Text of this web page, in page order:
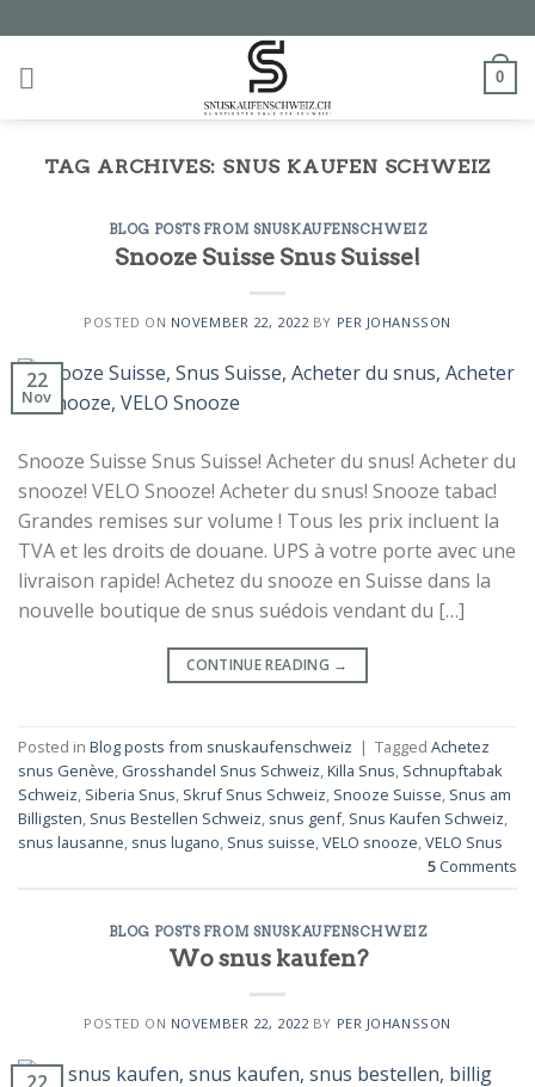
to
content
0
TAG ARCHIVES: SNUS KAUFEN SCHWEIZ
BLOG POSTS FROM SNUSKAUFENSCHWEIZ
Snooze Suisse Snus Suisse!
POSTED ON NOVEMBER 22, 2022 BY PER JOHANSSON
22
Nov
Snooze Suisse Snus Suisse! Acheter du snus! Acheter du
snooze! VELO Snooze! Acheter du snus! Snooze tabac!
Grandes remises sur volume ! Tous les prix incluent la
TVA et les droits de douane. UPS à votre porte avec une
livraison rapide! Achetez du snooze en Suisse dans la
nouvelle boutique de snus suédois vendant du […]
CONTINUE READING →
Posted in Blog posts from snuskaufenschweiz | Tagged Achetez
snus Genève, Grosshandel Snus Schweiz,Killa Snus, Schnupftabak
Schweiz, Siberia Snus, Skruf Snus Schweiz, Snooze Suisse, Snus am
Billigsten, Snus Bestellen Schweiz, snus genf, Snus Kaufen Schweiz,
snus lausanne, snus lugano, Snus suisse,VELO snooze,VELO Snus
5 Comments
BLOG POSTS FROM SNUSKAUFENSCHWEIZ
Wo snus kaufen?
POSTED ON NOVEMBER 22, 2022BY PER JOHANSSON